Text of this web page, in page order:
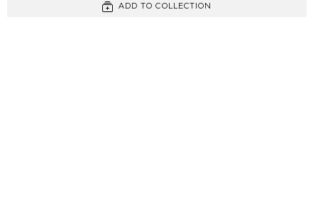
ADD TO COLLECTION